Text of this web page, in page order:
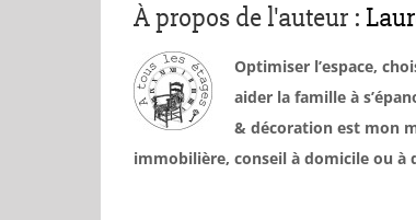
À propos de l'auteur :
Optimiser l’espace,
aider la famille à
& décoration est mon
immobilière, conseil à domicile ou à